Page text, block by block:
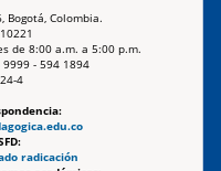
Bogotá, Colombia.
de 8:00 a.m. a 5:00 p.m.
9999 - 594 1894
4
radicación